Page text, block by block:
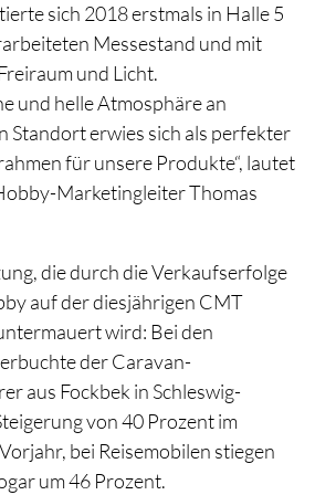
sich 2018 erstmals in Halle 5
Messestand und mit
und Licht.
und helle Atmosphäre an
Standort erwies sich als perfekter
für unsere Produkte“, lautet
Marketingleiter Thomas
die durch die Verkaufserfolge
auf der diesjährigen CMT
wird: Bei den
der Caravan-
aus Fockbek in Schleswig-
von 40 Prozent im
bei Reisemobilen stiegen
um 46 Prozent.